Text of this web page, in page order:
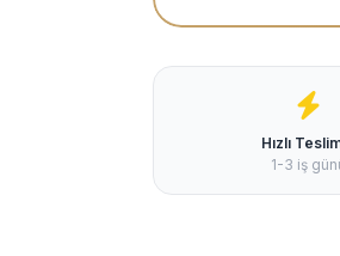
Hızlı
1-3 iş